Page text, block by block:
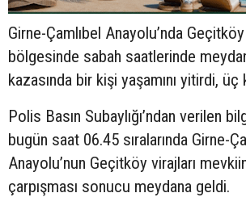
Girne-Çamlıbel Anayolu’nda Geçitköy
bölgesinde sabah saatlerinde
kazasında bir kişi yaşamını yitirdi, üç
Polis Basın Subaylığı’ndan verilen
bugün saat 06.45 sıralarında Girne-
Anayolu’nun Geçitköy virajları
çarpışması sonucu meydana geldi.